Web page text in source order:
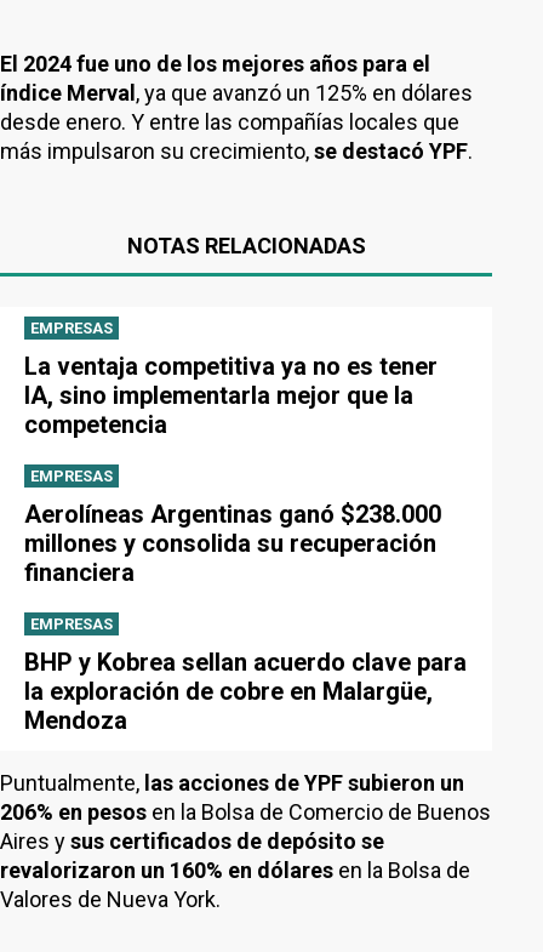
El 2024 fue uno de los mejores años para el
índice Merval , ya que avanzó un 125% en dólares
desde enero. Y entre las compañías locales que
más impulsaron su crecimiento,se destacó YPF.
NOTAS RELACIONADAS
EMPRESAS
La ventaja competitiva ya no es tener
IA, sino implementarla mejor que la
competencia
EMPRESAS
Aerolíneas Argentinas ganó $238.000
millones y consolida su recuperación
financiera
EMPRESAS
BHP y Kobrea sellan acuerdo clave para
la exploración de cobre en Malargüe,
Mendoza
Puntualmente, las acciones de YPF subieron un
206% en pesos en la Bolsa de Comercio de Buenos
Aires ysus certificados de depósito se
revalorizaron un 160% en dólares en la Bolsa de
Valores de Nueva York.